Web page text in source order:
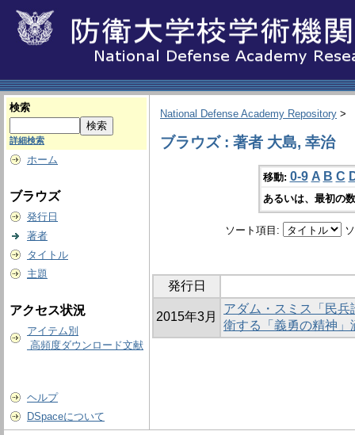
検索
詳細検索
ホーム
ブラウズ
発行日
著者
タイトル
主題
アクセス状況
アイテム別
高頻度ダウンロード文献
ヘルプ
DSpaceについて
National Defense Academy Repository >
ブラウズ : 著者 大島, 幸治
移動: 0-9 A B C
あるいは、最初の
ソート項目:
発行日
2015年3月
アダム・スミス「民
衛する「義勇の精神